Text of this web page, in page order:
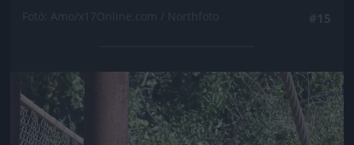
Jön még kép!